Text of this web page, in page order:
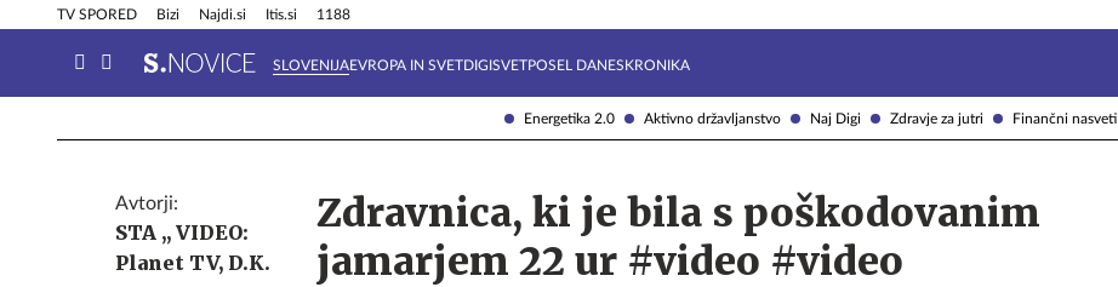
Energetika 2.0 Aktivno državljanstvo Naj Digi Zdravje za jutri Finančni nasveti
TV SPORED Bizi Najdi.si Itis.si 1188
SLOVENIJAEVROPA IN SVETDIGISVETPOSEL DANESKRONIKA
Info in obvestila Tehnik
Avtorji:
STA ,, VIDEO:
Planet TV, D.K.
Zdravnica, ki je bila s poškodovanim
jamarjem 22 ur #video #video